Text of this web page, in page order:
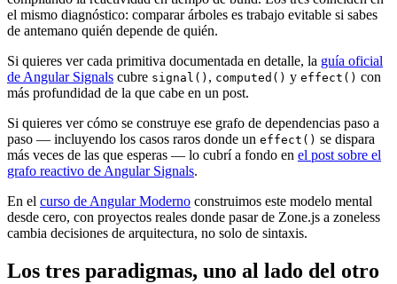
el mismo diagnóstico: comparar árboles es trabajo evitable si sabes
de antemano quién depende de quién.
Si quieres ver cada primitiva documentada en detalle, la guía oficial
de Angular Signals cubre signal() , computed() y effect() con
más profundidad de la que cabe en un post.
Si quieres ver cómo se construye ese grafo de dependencias paso a
paso — incluyendo los casos raros donde un effect() se dispara
más veces de las que esperas — lo cubrí a fondo en el post sobre el
grafo reactivo de Angular Signals.
En el curso de Angular Moderno construimos este modelo mental
desde cero, con proyectos reales donde pasar de Zone.js a zoneless
cambia decisiones de arquitectura, no solo de sintaxis.
Los tres paradigmas, uno al lado del otro